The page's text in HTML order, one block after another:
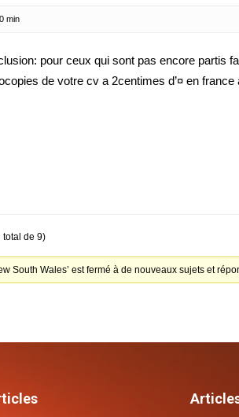
min
pour ceux qui sont pas encore partis
de votre cv a 2centimes d’¤ en
total de 9)
South Wales’ est fermé à de nouveaux sujets et